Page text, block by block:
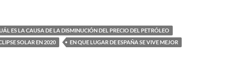
ES LA CAUSA DE LA DISMINUCIÓN DEL PRECIO DEL PETRÓLEO
SOLAR EN 2020
EN QUE LUGAR DE ESPAÑA SE VIVE MEJOR